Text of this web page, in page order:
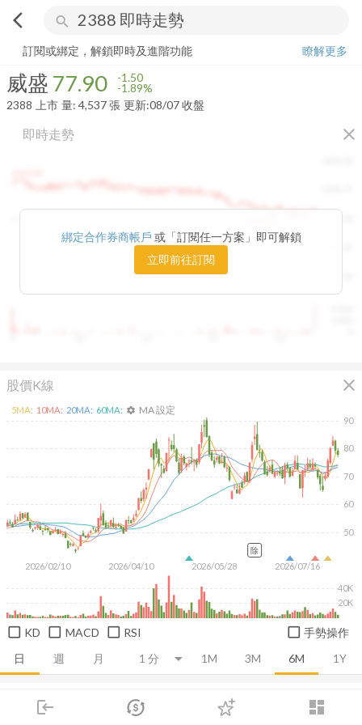
arrow_back_ios search
login dashboard
市場 登入
威盛 77.90-1.89%
訂閱或綁定，解鎖即時及進階功能
瞭解更多
威盛 77.90 -1.50
-1.89%
2388
上市 量: 4,537張 更新:08/07 收盤
即時走勢 close
綁定合作券商帳戶 或「訂閱任一方案」即可解鎖
立即前往訂閱
股價K線 close
日 週 月 1M 3M 6M 1Y
2026/02/10 2026/04/10 2026/05/28 2026/07/16
50
60
70
80
90
20K
40K
5MA: 10MA: 20MA: 60MA: settings MA 設定
除
KD MACD RSI 手勢操作
推薦卡片 技術面 消息面 財務報